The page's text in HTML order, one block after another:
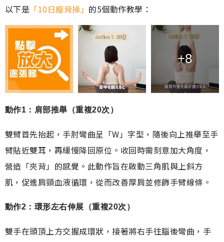
以下是 「10日瘦背操」 的5個動作教學：
+8
動作1：肩部推舉（重複20次）
雙臂首先抬起，手肘彎曲呈「W」字型，隨後向上推舉至手
臂貼近雙耳，再緩慢降回原位。收回時需刻意加大角度，
營造「夾背」的感覺。此動作旨在啟動三角肌與上斜方
肌，促進肩頸血液循環，從而改善厚肩並修飾手臂線條。
動作2：環形左右伸展（重複20次）
雙手在頭頂上方交握成環狀，接著將右手往腦後彎曲，手